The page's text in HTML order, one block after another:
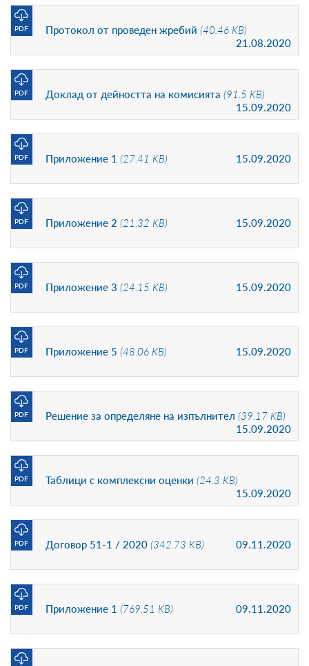
Протокол от проведен жребий (40.46 KB)
21.08.2020
PDF
Доклад от дейността на комисията (91.5 KB)
15.09.2020
PDF
Приложение 1 (27.41 KB) 15.09.2020
PDF
Приложение 2 (21.32 KB) 15.09.2020
PDF
Приложение 3 (24.15 KB) 15.09.2020
PDF
Приложение 5 (48.06 KB) 15.09.2020
PDF
Решение за определяне на изпълнител (39.17 KB)
15.09.2020
PDF
Таблици с комплексни оценки (24.3 KB)
15.09.2020
PDF
Договор 51-1 / 2020 (342.73 KB) 09.11.2020
PDF
Приложение 1 (769.51 KB) 09.11.2020
PDF